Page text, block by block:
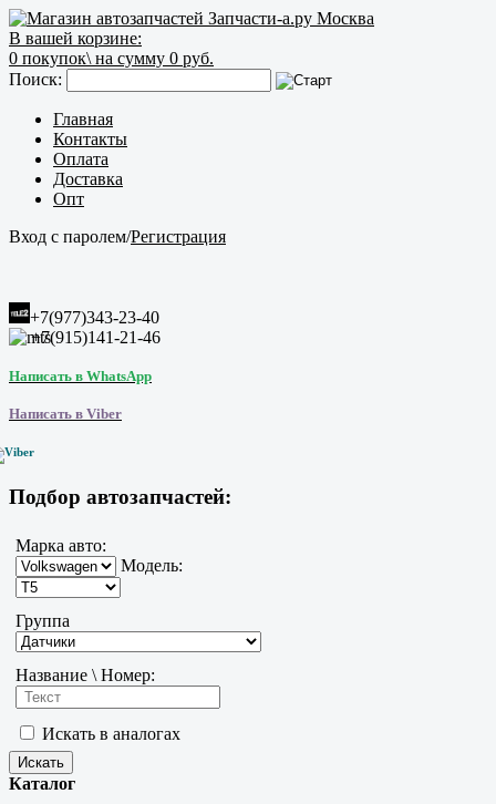
В вашей корзине:
0 покупок\ на сумму 0 руб.
Поиск:
Главная
Контакты
Оплата
Доставка
Опт
Вход с паролем/Регистрация
+7(977)343-23-40
+7(915)141-21-46
Написать в WhatsApp
Написать в Viber
Подбор автозапчастей:
Марка авто:
Модель:
Группа
Название \ Номер:
Искать в аналогах
Каталог